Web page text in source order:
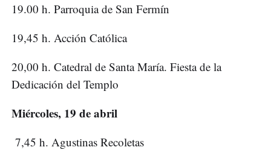
19.00 h. Parroquia de San Fermín
19,45 h. Acción Católica
20,00 h. Catedral de Santa María. Fiesta de la
Dedicación del Templo
Miércoles, 19 de abril
7,45 h. Agustinas Recoletas